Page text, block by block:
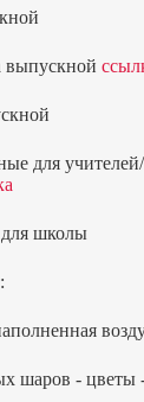
выпускной
для учителей/
школы
шаров - цветы